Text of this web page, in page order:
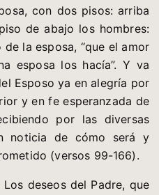
con dos pisos: arriba
de abajo los hombres:
la esposa, “que el amor
esposa los hacía”. Y va
Esposo ya en alegría por
y en fe esperanzada de
por las diversas
noticia de cómo será y
(versos 99-166).
deseos del Padre, que